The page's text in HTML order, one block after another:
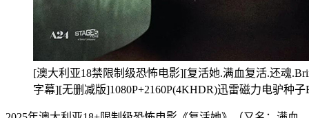
[澳大利亚18禁限制级恐怖电影][复活她.满血复活.还魂
字幕][无删减版]1080P+2160P(4KHDR)迅雷磁力电驴种